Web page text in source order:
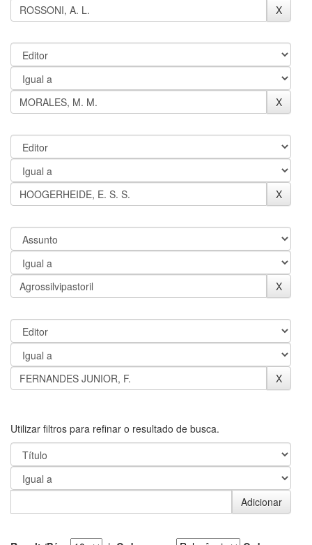
Utilizar filtros para refinar o resultado de busca.